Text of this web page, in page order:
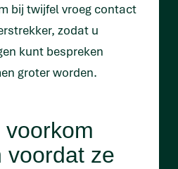
bij twijfel vroeg contact
zodat u
kunt bespreken
groter worden.
voordat ze